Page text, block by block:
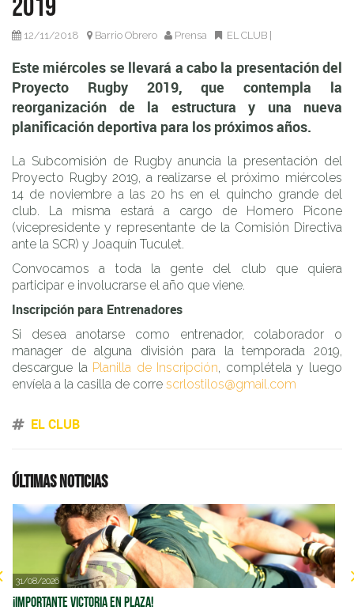
los próximos años.
2019
12/11/2018 Barrio Obrero Prensa EL CLUB|
Este miércoles se llevará a cabo la presentación del
Proyecto Rugby 2019, que contempla la
reorganización de la estructura y una nueva
planificación deportiva para los próximos años.
La Subcomisión de Rugby anuncia la presentación del
Proyecto Rugby 2019, a realizarse el próximo miércoles
14 de noviembre a las 20 hs en el quincho grande del
club. La misma estará a cargo de Homero Picone
(vicepresidente y representante de la Comisión Directiva
ante la SCR) y Joaquín Tuculet.
Convocamos a toda la gente del club que quiera
participar e involucrarse el año que viene.
Inscripción para Entrenadores
Si desea anotarse como entrenador, colaborador o
manager de alguna división para la temporada 2019,
descargue la Planilla de Inscripción, complétela y luego
envíela a la casilla de corre scrlostilos@gmail.com
EL CLUB
Últimas noticias
31/08/2026
¡Importante victoria en Plaza!